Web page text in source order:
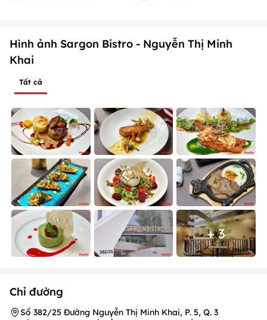
Hình ảnh Sargon Bistro - Nguyễn Thị Minh
Khai
Tất cả
+ 3
Chỉ đường
Số 382/25 Đường Nguyễn Thị Minh Khai, P. 5, Q. 3